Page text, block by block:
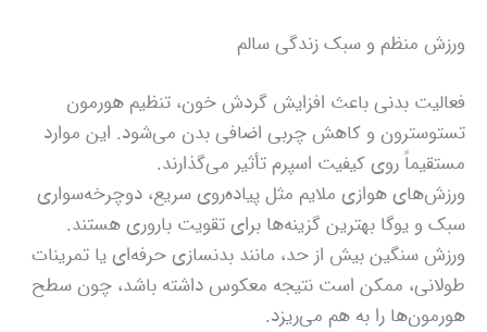
ورزش منظم و سبک زندگی سالم
فعالیت بدنی باعث افزایش گردش خون، تنظیم هورمون
تستوسترون و کاهش چربی اضافی بدن می‌شود. این موارد
مستقیماً روی کیفیت اسپرم تأثیر می‌گذارند.
ورزش‌های هوازی ملایم مثل پیاده‌روی سریع، دوچرخه‌سواری
سبک و یوگا بهترین گزینه‌ها برای تقویت باروری هستند.
ورزش سنگین بیش از حد، مانند بدنسازی حرفه‌ای یا تمرینات
طولانی، ممکن است نتیجه معکوس داشته باشد، چون سطح
هورمون‌ها را به هم می‌ریزد.